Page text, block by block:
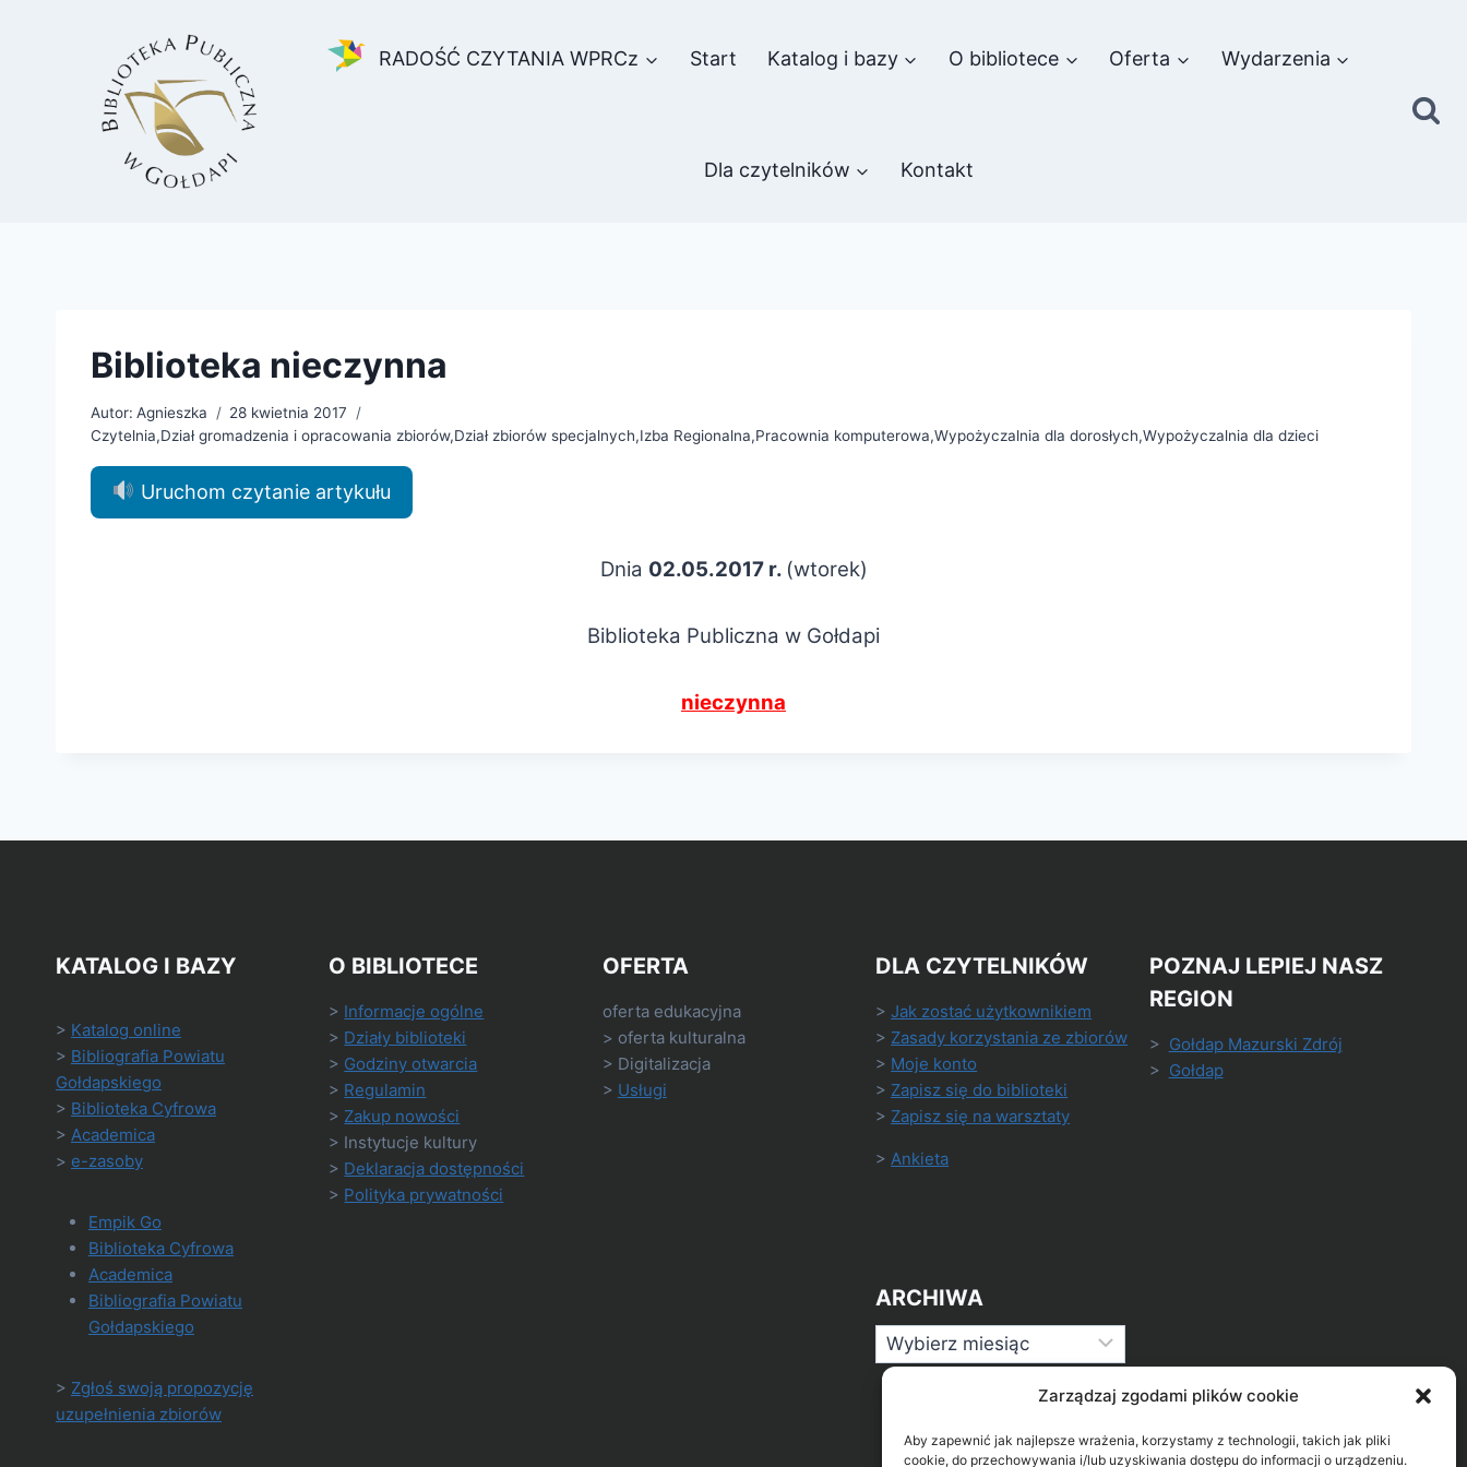
Zarządzaj zgodami plików cookie
Aby zapewnić jak najlepsze wrażenia, korzystamy z technologii, takich jak pliki
cookie, do przechowywania i/lub uzyskiwania dostępu do informacji o urządzeniu.
RADOŚĆ CZYTANIA WPRCz Start Katalog i bazy O bibliotece Oferta Wydarzenia
Dla czytelników Kontakt
Biblioteka nieczynna
Autor: Agnieszka
28 kwietnia 2017
Czytelnia,Dział gromadzenia i opracowania zbiorów,Dział zbiorów specjalnych,Izba Regionalna,Pracownia komputerowa,Wypożyczalnia dla dorosłych,Wypożyczalnia dla dzieci
Uruchom czytanie artykułu
Dnia 02.05.2017 r. (wtorek)
Biblioteka Publiczna w Gołdapi
nieczynna
KATALOG I BAZY
> Katalog online
> Bibliografia Powiatu
Gołdapskiego
> Biblioteka Cyfrowa
> Academica
> e-zasoby
Empik Go
Biblioteka Cyfrowa
Academica
Bibliografia Powiatu
Gołdapskiego
> Zgłoś swoją propozycję
uzupełnienia zbiorów
O BIBLIOTECE
> Informacje ogólne
> Działy biblioteki
> Godziny otwarcia
> Regulamin
> Zakup nowości
> Instytucje kultury
> Deklaracja dostępności
> Polityka prywatności
OFERTA
oferta edukacyjna
> oferta kulturalna
> Digitalizacja
> Usługi
DLA CZYTELNIKÓW
>Jak zostać użytkownikiem
> Zasady korzystania ze zbiorów
> Moje konto
> Zapisz się do biblioteki
> Zapisz się na warsztaty
> Ankieta
ARCHIWA
Archiwa
POZNAJ LEPIEJ NASZ
REGION
> Gołdap Mazurski Zdrój
> Gołdap